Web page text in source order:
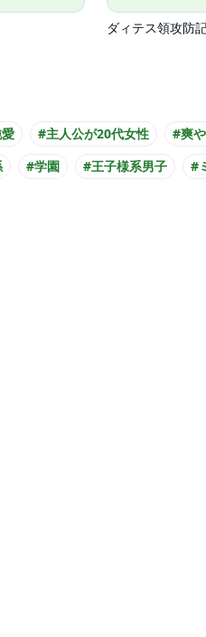
ダィテス領攻防
#主人公が20代女性
#爽
#学園 #王子様系男子
#